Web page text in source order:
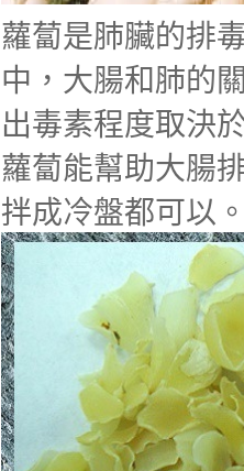
蘿蔔是肺臟的排
中，大腸和肺的
出毒素程度取決
蘿蔔能幫助大腸
拌成冷盤都可以。